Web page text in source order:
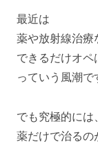
最近は
薬や放射線治療
できるだけオペ
っていう風潮で
でも究極的には
薬だけで治るの